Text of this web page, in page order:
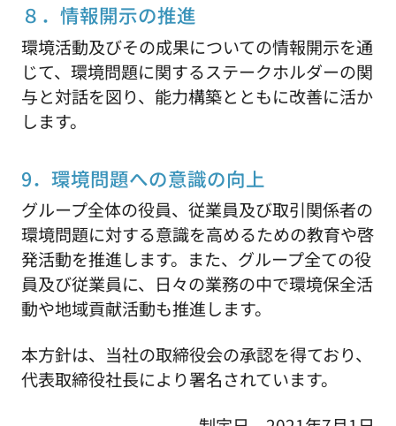
８．情報開示の推進
環境活動及びその成果についての情報開示を通
じて、環境問題に関するステークホルダーの関
与と対話を図り、能力構築とともに改善に活か
します。
9．環境問題への意識の向上
グループ全体の役員、従業員及び取引関係者の
環境問題に対する意識を高めるための教育や啓
発活動を推進します。また、グループ全ての役
員及び従業員に、日々の業務の中で環境保全活
動や地域貢献活動も推進します。
本方針は、当社の取締役会の承認を得ており、
代表取締役社長により署名されています。